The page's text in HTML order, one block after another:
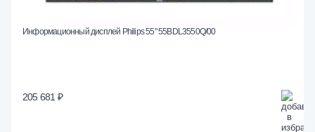
Информационный дисплей Philips 55" 55BDL3550Q/00
205 681 ₽